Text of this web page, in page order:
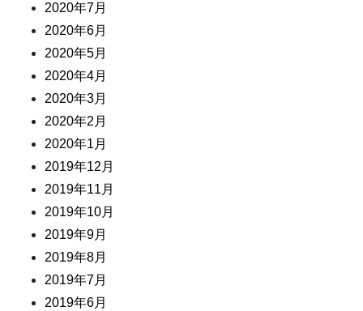
2020年7月
2020年6月
2020年5月
2020年4月
2020年3月
2020年2月
2020年1月
2019年12月
2019年11月
2019年10月
2019年9月
2019年8月
2019年7月
2019年6月